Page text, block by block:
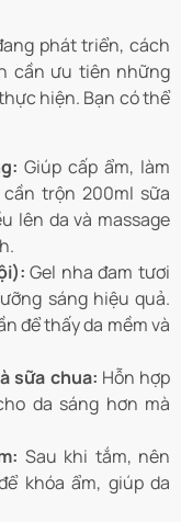
phát triển, cách
cần ưu tiên những
hiện. Bạn có thể
Giúp cấp ẩm, làm
trộn 200ml sữa
lên da và massage
Gel nha đam tươi
sáng hiệu quả.
để thấy da mềm và
sữa chua: Hỗn hợp
da sáng hơn mà
Sau khi tắm, nên
khóa ẩm, giúp da